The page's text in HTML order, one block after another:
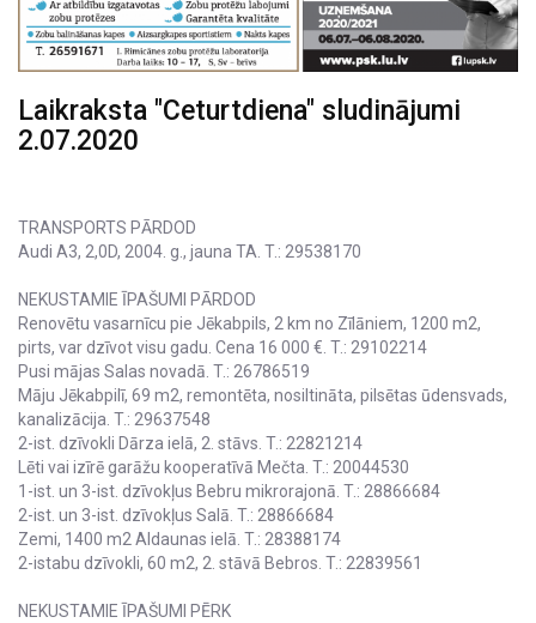
Laikraksta "Ceturtdiena" sludinājumi
2.07.2020
TRANSPORTS PĀRDOD
Audi A3, 2,0D, 2004. g., jauna TA. T.: 29538170
NEKUSTAMIE ĪPAŠUMI PĀRDOD
Renovētu vasarnīcu pie Jēkabpils, 2 km no Zīlāniem, 1200 m2,
pirts, var dzīvot visu gadu. Cena 16 000 €. T.: 29102214
Pusi mājas Salas novadā. T.: 26786519
Māju Jēkabpilī, 69 m2, remontēta, nosiltināta, pilsētas ūdensvads,
kanalizācija. T.: 29637548
2-ist. dzīvokli Dārza ielā, 2. stāvs. T.: 22821214
Lēti vai izīrē garāžu kooperatīvā Mečta. T.: 20044530
1-ist. un 3-ist. dzīvokļus Bebru mikrorajonā. T.: 28866684
2-ist. un 3-ist. dzīvokļus Salā. T.: 28866684
Zemi, 1400 m2 Aldaunas ielā. T.: 28388174
2-istabu dzīvokli, 60 m2, 2. stāvā Bebros. T.: 22839561
NEKUSTAMIE ĪPAŠUMI PĒRK